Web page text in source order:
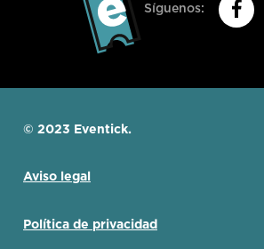
Síguenos:
© 2023 Eventick.
Aviso legal
Política de privacidad